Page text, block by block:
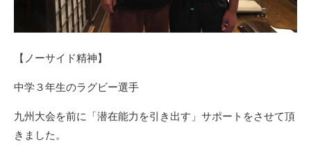
【ノーサイド精神】
中学３年生のラグビー選手
九州大会を前に「潜在能力を引き出す」サポートをさせて頂
きました。